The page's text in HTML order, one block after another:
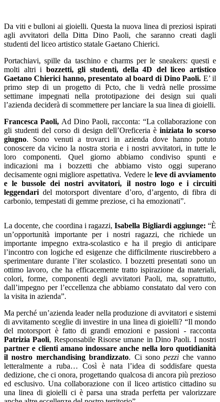
Da viti e bulloni ai gioielli. Questa la nuova linea di preziosi ispirati
agli avvitatori della Ditta Dino Paoli, che saranno creati dagli
studenti del liceo artistico statale Gaetano Chierici.
Portachiavi, spille da taschino e charms per le sneakers: questi e
molti altri i bozzetti, gli studenti, della 4D del liceo artistico
Gaetano Chierici hanno, presentato al board di Dino Paoli. E’ il
primo step di un progetto di Pcto, che li vedrà nelle prossime
settimane impegnati nella prototipazione dei design sui quali
l’azienda deciderà di scommettere per lanciare la sua linea di gioielli.
Francesca Paoli, Ad Dino Paoli, racconta: “La collaborazione con
gli studenti del corso di design dell’Oreficeria è iniziata lo scorso
giugno. Sono venuti a trovarci in azienda dove hanno potuto
conoscere da vicino la nostra storia e i nostri avvitatori, in tutte le
loro componenti. Quel giorno abbiamo condiviso spunti e
indicazioni ma i bozzetti che abbiamo visto oggi superano
decisamente ogni migliore aspettativa. Vedere le leve di avviamento
e le bussole dei nostri avvitatori, il nostro logo e i circuiti
leggendari del motorsport diventare d’oro, d’argento, di fibra di
carbonio, tempestati di gemme preziose, ci ha emozionati”.
La docente, che coordina i ragazzi,Isabella Bigliardi aggiunge:“È
un’opportunità importante per i nostri ragazzi, che richiede un
importante impegno extra-scolastico e ha il pregio di anticipare
l’incontro con logiche ed esigenze che difficilmente riuscirebbero a
sperimentare durante l’iter scolastico. I bozzetti presentati sono un
ottimo lavoro, che ha efficacemente tratto ispirazione da materiali,
colori, forme, componenti degli avvitatori Paoli, ma, soprattutto,
dall’impegno per l’eccellenza che abbiamo constatato dal vero con
la visita in azienda”.
Ma perché un’azienda leader nella produzione di avvitatori e sistemi
di avvitamento sceglie di investire in una linea di gioielli? “Il mondo
del motorsport è fatto di grandi emozioni e passioni - racconta
Patrizia Paoli, Responsabile Risorse umane in Dino Paoli. I nostri
partner e clienti amano indossare anche nella loro quotidianità
il nostro merchandising brandizzato. Ci sonopezzi che vanno
letteralmente a ruba… Così è nata l’idea di soddisfare questa
dedizione, che ci onora, progettando qualcosa di ancora più prezioso
ed esclusivo. Una collaborazione con il liceo artistico cittadino su
una linea di gioielli ci è parsa una strada perfetta per valorizzare